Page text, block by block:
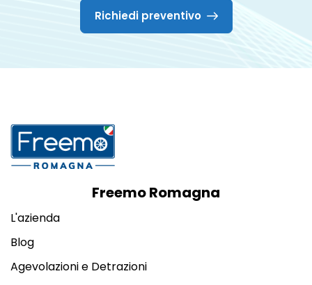
Richiedi preventivo
Freemo Romagna
L'azienda
Blog
Agevolazioni e Detrazioni